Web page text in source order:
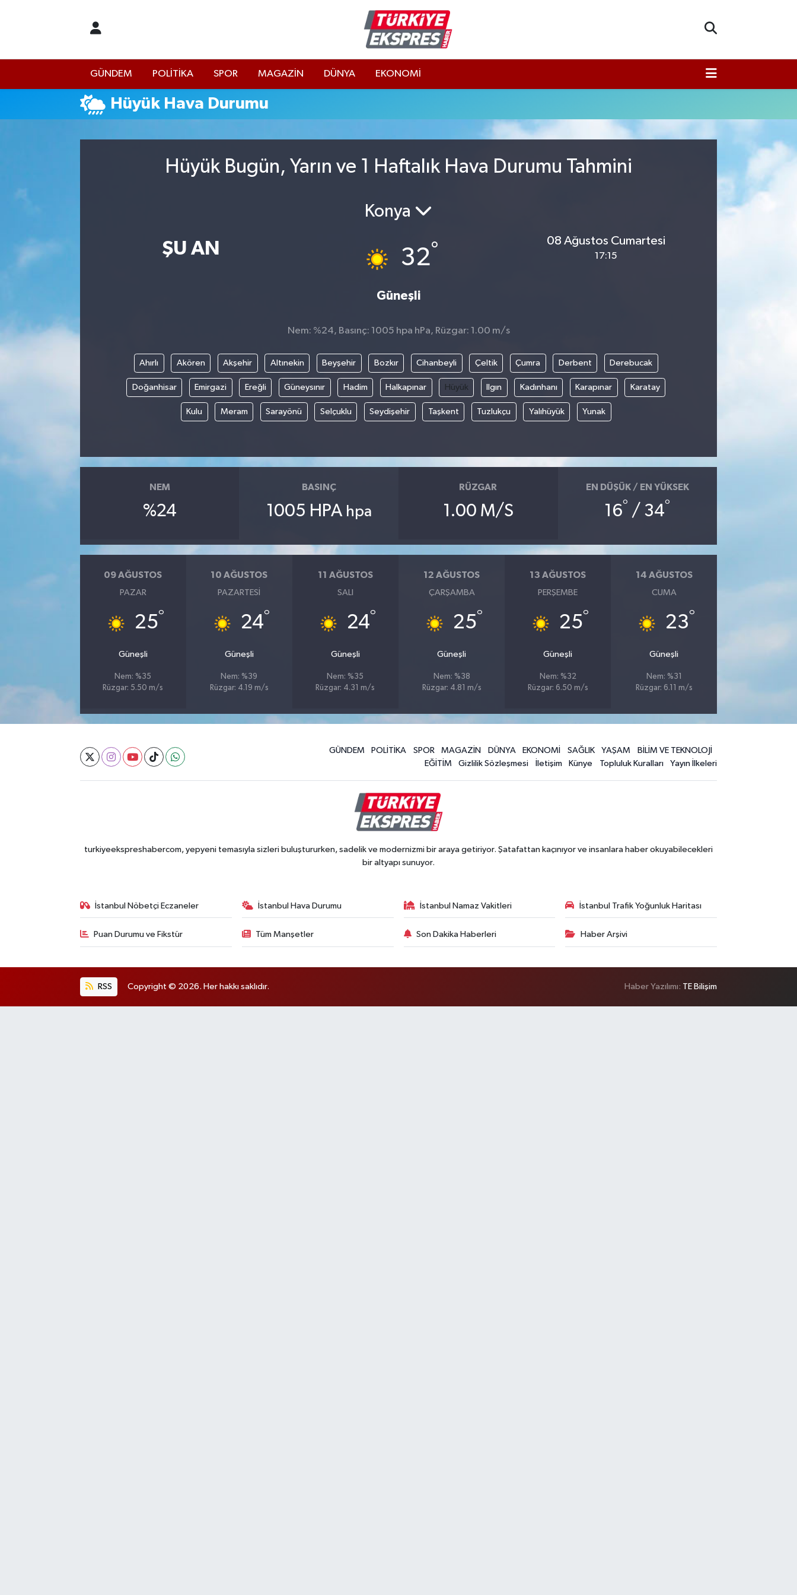
GÜNDEM POLİTİKA SPOR MAGAZİN DÜNYA EKONOMİ
Hüyük Hava Durumu
Hüyük Bugün, Yarın ve 1 Haftalık Hava Durumu Tahmini
ŞU AN
Konya
32°
Güneşli
08 Ağustos Cumartesi
17:15
Nem: %24, Basınç: 1005 hpa hPa, Rüzgar: 1.00 m/s
Ahırlı Akören Akşehir Altınekin Beyşehir Bozkır Cihanbeyli Çeltik Çumra Derbent Derebucak
Doğanhisar Emirgazi Ereğli Güneysınır Hadim Halkapınar Hüyük Ilgın Kadınhanı Karapınar Karatay
Kulu Meram Sarayönü Selçuklu Seydişehir Taşkent Tuzlukçu Yalıhüyük Yunak
NEM
%24
BASINÇ
1005 HPA hpa
RÜZGAR
1.00 M/S
EN DÜŞÜK / EN YÜKSEK
16° / 34°
09 AĞUSTOS
PAZAR
25°
Güneşli
Nem: %35
Rüzgar: 5.50 m/s
10 AĞUSTOS
PAZARTESI
24°
Güneşli
Nem: %39
Rüzgar: 4.19 m/s
11 AĞUSTOS
SALI
24°
Güneşli
Nem: %35
Rüzgar: 4.31 m/s
12 AĞUSTOS
ÇARŞAMBA
25°
Güneşli
Nem: %38
Rüzgar: 4.81 m/s
13 AĞUSTOS
PERŞEMBE
25°
Güneşli
Nem: %32
Rüzgar: 6.50 m/s
14 AĞUSTOS
CUMA
23°
Güneşli
Nem: %31
Rüzgar: 6.11 m/s
GÜNDEM POLİTİKA SPOR MAGAZİN DÜNYA EKONOMİ SAĞLIK YAŞAM
BİLİM VE TEKNOLOJİ
EĞİTİM
Gizlilik Sözleşmesi İletişim Künye Topluluk Kuralları Yayın İlkeleri
turkiyeekspreshabercom, yepyeni temasıyla sizleri buluştururken, sadelik ve modernizmi bir araya getiriyor. Şatafattan kaçınıyor ve insanlara haber okuyabilecekleri
bir altyapı sunuyor.
İstanbul Nöbetçi Eczaneler İstanbul Hava Durumu İstanbul Namaz Vakitleri İstanbul Trafik Yoğunluk Haritası
Puan Durumu ve Fikstür Tüm Manşetler Son Dakika Haberleri Haber Arşivi
RSS Copyright © 2026. Her hakkı saklıdır. Haber Yazılımı: TE Bilişim
İstanbul Hava Durumu
İstanbul Namaz Vakitleri
Süper Lig Puan Durumu ve Fikstür